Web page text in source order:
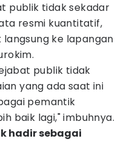
publik tidak sekadar
resmi kuantitatif,
ke lapangan
publik tidak
yang ada saat ini
pemantik
baik lagi," imbuhnya.
hadir sebagai